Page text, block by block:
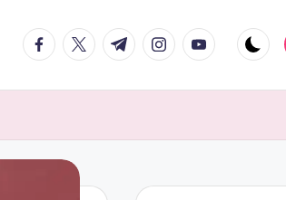
facebook.com
twitter.com
t.me instagram.com
youtube.com